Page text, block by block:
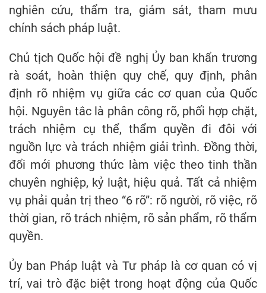
nghiên cứu, thẩm tra, giám sát, tham mưu
chính sách pháp luật.
Chủ tịch Quốc hội đề nghị Ủy ban khẩn trương
rà soát, hoàn thiện quy chế, quy định, phân
định rõ nhiệm vụ giữa các cơ quan của Quốc
hội. Nguyên tắc là phân công rõ, phối hợp chặt,
trách nhiệm cụ thể, thẩm quyền đi đôi với
nguồn lực và trách nhiệm giải trình. Đồng thời,
đổi mới phương thức làm việc theo tinh thần
chuyên nghiệp, kỷ luật, hiệu quả. Tất cả nhiệm
vụ phải quản trị theo “6 rõ”: rõ người, rõ việc, rõ
thời gian, rõ trách nhiệm, rõ sản phẩm, rõ thẩm
quyền.
Ủy ban Pháp luật và Tư pháp là cơ quan có vị
trí, vai trò đặc biệt trong hoạt động của Quốc